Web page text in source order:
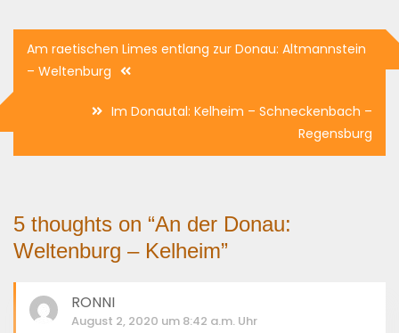
Beitragsnavigation
Am raetischen Limes entlang zur Donau: Altmannstein
– Weltenburg
Im Donautal: Kelheim – Schneckenbach –
Regensburg
5 thoughts on “An der Donau:
Weltenburg – Kelheim”
RONNI
August 2, 2020 um 8:42 a.m. Uhr